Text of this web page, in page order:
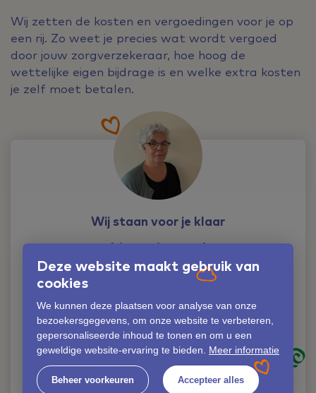
Deze website maakt gebruik van
cookies
We kunnen deze plaatsen voor analyse van onze
bezoekersgegevens, om onze website te verbeteren,
gepersonaliseerde inhoud te tonen en om u een
geweldige website-ervaring te bieden. Meer informatie
Beheer voorkeuren Accepteer alles
Wij zetten de kosten en vergoedingen voor je op
een rij. Zo weet je precies wat wordt vergoed
door jouw zorgverzekeraar, hoe hoog de
wettelijke eigen bijdrage is en welke extra kosten
je zelf moet betalen.
Wij staan voor je klaar
Liever iemand
persoonlijk spreken?
Geen probleem!
Jolanda Verschuren
06-42353530
jolanda.verschuren@lunavi.nl
Kom in contact